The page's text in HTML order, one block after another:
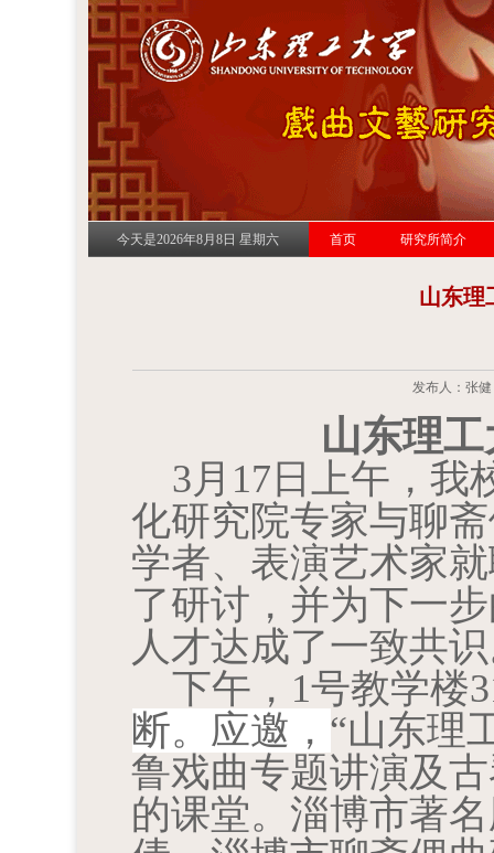
今天是2026年8月8日 星期六 首页 研究所简介
山东理
发布人：张
山东理
3月 17 日上午，我
化研究院专家与聊
学者、表演艺术家
了研讨，并为下一
人才达成了一致共
下午， 1号教学楼
断。应邀， “山东理
鲁戏曲专题讲演及
的课堂。淄博市著